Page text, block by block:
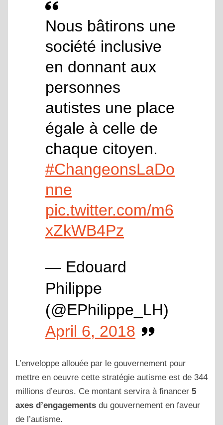
Nous bâtirons une
société inclusive
en donnant aux
personnes
autistes une place
égale à celle de
chaque citoyen.
#ChangeonsLaDo
nne
pic.twitter.com/m6
xZkWB4Pz
— Edouard
Philippe
(@EPhilippe_LH)
April 6, 2018
L’enveloppe allouée par le gouvernement pour
mettre en oeuvre cette stratégie autisme est de 344
millions d’euros. Ce montant servira à financer 5
axes d’engagements du gouvernement en faveur
de l’autisme.